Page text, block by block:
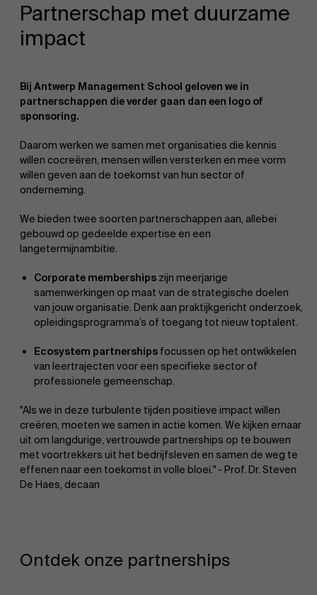
Partnerschap met duurzame
impact
Bij Antwerp Management School geloven we in
partnerschappen die verder gaan dan een logo of
sponsoring.
Daarom werken we samen met organisaties die kennis
willen cocreëren, mensen willen versterken en mee vorm
willen geven aan de toekomst van hun sector of
onderneming.
We bieden twee soorten partnerschappen aan, allebei
gebouwd op gedeelde expertise en een
langetermijnambitie.
Corporate memberships zijn meerjarige
samenwerkingen op maat van de strategische doelen
van jouw organisatie. Denk aan praktijkgericht onderzoek,
opleidingsprogramma’s of toegang tot nieuw toptalent.
Ecosystem partnerships focussen op het ontwikkelen
van leertrajecten voor een specifieke sector of
professionele gemeenschap.
"Als we in deze turbulente tijden positieve impact willen
creëren, moeten we samen in actie komen. We kijken ernaar
uit om langdurige, vertrouwde partnerships op te bouwen
met voortrekkers uit het bedrijfsleven en samen de weg te
effenen naar een toekomst in volle bloei." - Prof. Dr. Steven
De Haes, decaan
Ontdek onze partnerships